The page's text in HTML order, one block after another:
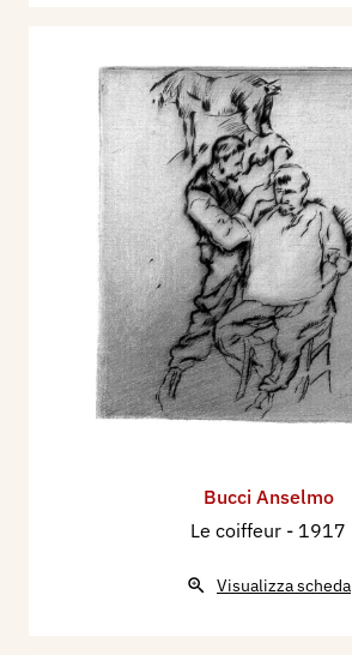
Bucci Anselmo
Le coiffeur - 1917
Visualizza scheda